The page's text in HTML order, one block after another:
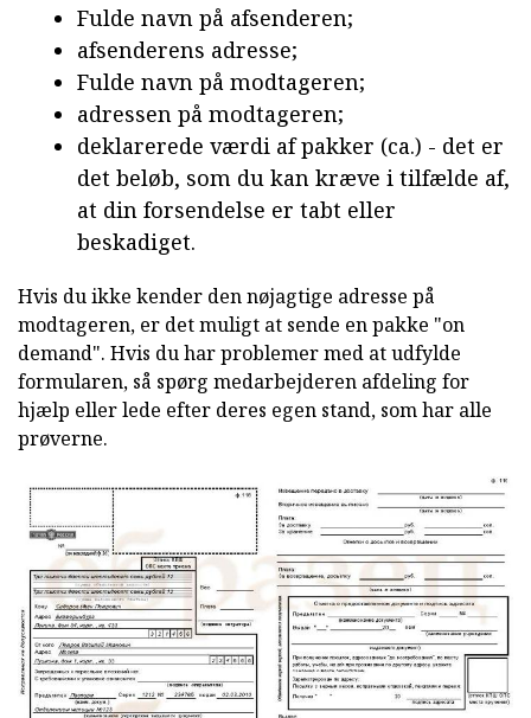
Fulde navn på afsenderen;
afsenderens adresse;
Fulde navn på modtageren;
adressen på modtageren;
deklarerede værdi af pakker (ca.) - det er
det beløb, som du kan kræve i tilfælde af,
at din forsendelse er tabt eller
beskadiget.
Hvis du ikke kender den nøjagtige adresse på
modtageren, er det muligt at sende en pakke "on
demand". Hvis du har problemer med at udfylde
formularen, så spørg medarbejderen afdeling for
hjælp eller lede efter deres egen stand, som har alle
prøverne.